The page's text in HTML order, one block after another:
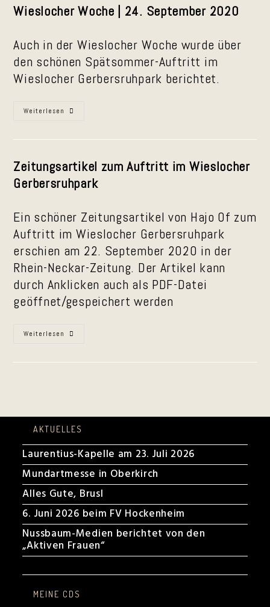
Wieslocher Woche | 24. September 2020
Auch in der Wieslocher Woche wurde über
den schönen Spätsommer-Auftritt im
Wieslocher Gerbersruhpark berichtet.
Weiterlesen Wieslocher
24.
Zeitungsartikel zum Auftritt im Wieslocher
Gerbersruhpark
Ein schöner Zeitungsartikel von Hajo Of zum
Auftritt im Wieslocher Gerbersruhpark
erschien am 22. September 2020 in der
Rhein-Neckar-Zeitung. Der Artikel kann
durch Anklicken auch als PDF-Datei
geöffnet/gespeichert werden
Weiterlesen 22.09.2020
Artikel
AKTUELLES
Laurentius-Kapelle am 23. Juli 2026
Mundartmesse in Oberkirch
Alles Gute, Brusl
6. Juni 2026 beim FV Hockenheim
Nussbaum-Medien berichtet von den
„Aktiven Frauen“
MEINE CDS